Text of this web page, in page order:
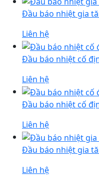
Đầu báo nhiệt gia
Liên hệ
Đầu báo nhiệt cố
Liên hệ
Đầu báo nhiệt cố
Liên hệ
Đầu báo nhiệt gia
Liên hệ